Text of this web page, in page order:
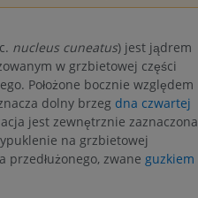
nucleus cuneatus) jest jądrem
w grzbietowej części
Położone bocznie względem
dolny brzeg dna czwartej
jest zewnętrznie zaznaczona
na grzbietowej
zwane guzkiem